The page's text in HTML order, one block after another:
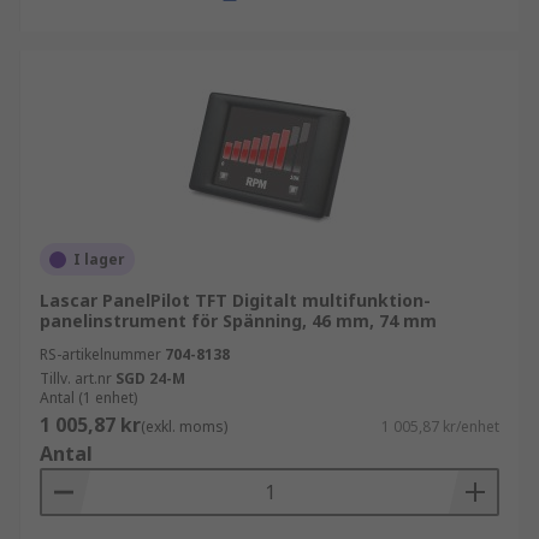
I lager
Lascar PanelPilot TFT Digitalt multifunktion-
panelinstrument för Spänning, 46 mm, 74 mm
RS-artikelnummer 704-8138
Tillv. art.nr SGD 24-M
Antal (1 enhet)
1 005,87 kr(exkl. moms) 1 005,87 kr/enhet
Antal